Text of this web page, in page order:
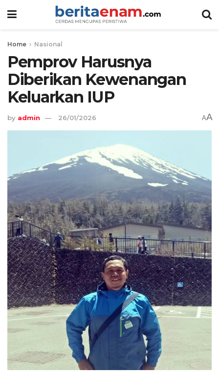
Home Nasional
Pemprov Harusnya
Diberikan Kewenangan
Keluarkan IUP
by admin 26/01/2026 AA